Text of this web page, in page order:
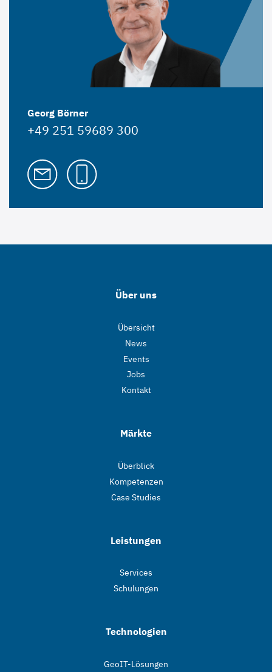
Georg Börner
+49 251 59689 300
Über uns
Übersicht
News
Events
Jobs
Kontakt
Märkte
Überblick
Kompetenzen
Case Studies
Leistungen
Services
Schulungen
Technologien
GeoIT-Lösungen